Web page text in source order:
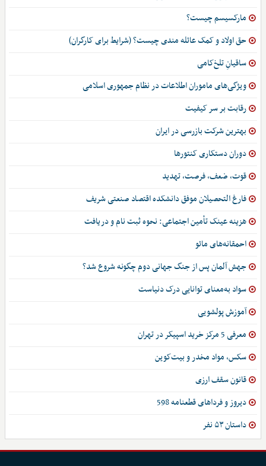
مارکسیسم چیست؟
حق اولاد و کمک عائله مندی چیست؟ (شرایط برای کارگران)
ساقیانِ تلخ‌کامی
ویژگی‌های ماموران اطلاعات در نظام جمهوری اسلامی
رقابت بر سر کیفیت
بهترین شرکت بازرسی در ایران
دوران دستکاری کنتورها
قوت، ضعف، فرصت، تهدید
فارغ التحصیلان موفق دانشکده اقتصاد صنعتی شریف
هزینه عینک تأمین اجتماعی: نحوه ثبت نام و دریافت
احمقانه‌های مائو
جهش آلمان پس از جنگ جهانی دوم چگونه شروع شد؟
سواد به‌معنای توانایی درک دنیاست
آموزش پولشویی
معرفی 5 مرکز خرید اسپیکر در تهران
سکس، مواد مخدر و بیت‌کوین
قانون سقف ارزی
دیروز و فرداهای قطعنامه 598
داستان ۵۳ نفر